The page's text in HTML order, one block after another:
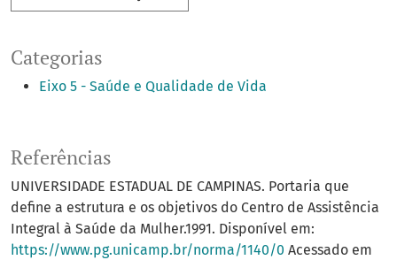
Categorias
Eixo 5 - Saúde e Qualidade de Vida
Referências
UNIVERSIDADE ESTADUAL DE CAMPINAS. Portaria que
define a estrutura e os objetivos do Centro de Assistência
Integral à Saúde da Mulher.1991. Disponível em:
https://www.pg.unicamp.br/norma/1140/0 Acessado em